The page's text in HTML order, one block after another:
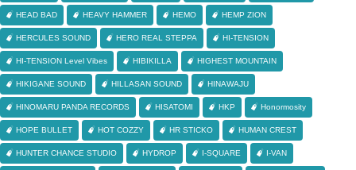
HEAD BAD HEAVY HAMMER HEMO HEMP ZION
HERCULES SOUND HERO REAL STEPPA HI-TENSION
HI-TENSION Level Vibes HIBIKILLA HIGHEST MOUNTAIN
HIKIGANE SOUND HILLASAN SOUND HINAWAJU
HINOMARU PANDA RECORDS HISATOMI HKP Honormosity
HOPE BULLET HOT COZZY HR STICKO HUMAN CREST
HUNTER CHANCE STUDIO HYDROP I-SQUARE I-VAN